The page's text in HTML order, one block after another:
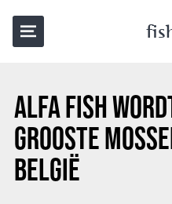
ALFA FISH
GROOSTE
BELGIË
TERUG NAAR OVERZICHT